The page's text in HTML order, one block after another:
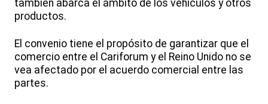
también abarca el ámbito de los vehículos y otros
productos.
El convenio tiene el propósito de garantizar que el
comercio entre el Cariforum y el Reino Unido no se
vea afectado por el acuerdo comercial entre las
partes.